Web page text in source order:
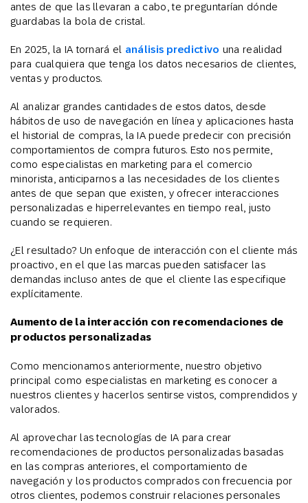
antes de que las llevaran a cabo, te preguntarían dónde
guardabas la bola de cristal.
En 2025, la IA tornará el análisis predictivo una realidad
para cualquiera que tenga los datos necesarios de clientes,
ventas y productos.
Al analizar grandes cantidades de estos datos, desde
hábitos de uso de navegación en línea y aplicaciones hasta
el historial de compras, la IA puede predecir con precisión
comportamientos de compra futuros. Esto nos permite,
como especialistas en marketing para el comercio
minorista, anticiparnos a las necesidades de los clientes
antes de que sepan que existen, y ofrecer interacciones
personalizadas e hiperrelevantes en tiempo real, justo
cuando se requieren.
¿El resultado? Un enfoque de interacción con el cliente más
proactivo, en el que las marcas pueden satisfacer las
demandas incluso antes de que el cliente las especifique
explícitamente.
Aumento de la interacción con recomendaciones de
productos personalizadas
Como mencionamos anteriormente, nuestro objetivo
principal como especialistas en marketing es conocer a
nuestros clientes y hacerlos sentirse vistos, comprendidos y
valorados.
Al aprovechar las tecnologías de IA para crear
recomendaciones de productos personalizadas basadas
en las compras anteriores, el comportamiento de
navegación y los productos comprados con frecuencia por
otros clientes, podemos construir relaciones personales